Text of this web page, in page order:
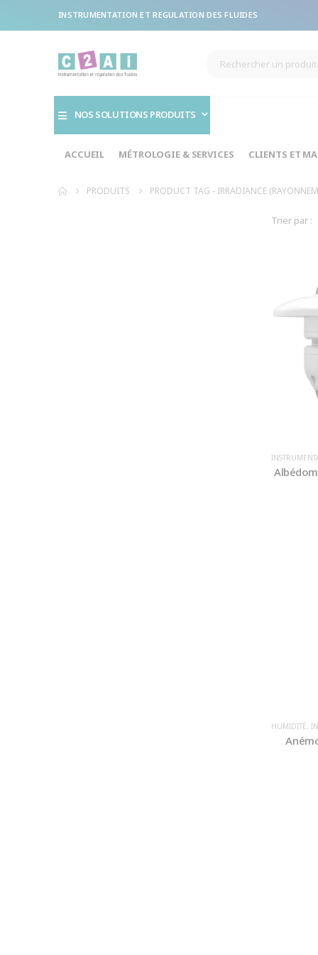
INSTRUMENTATION ET REGULATION DES FLUIDES
NOS SOLUTIONS PRODUITS
ACCUEIL MÉTROLOGIE & SERVICES CLIENTS ET
PRODUITS PRODUCT TAG - IRRADIANCE
Trier par :
HUMIDITÉ,